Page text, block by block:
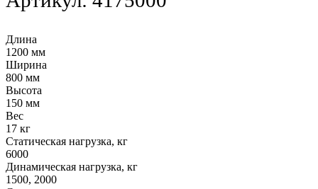
Длина
1200 мм
Ширина
800 мм
Высота
150 мм
Вес
17 кг
Статическая нагрузка, кг
6000
Динамическая нагрузка, кг
1500, 2000